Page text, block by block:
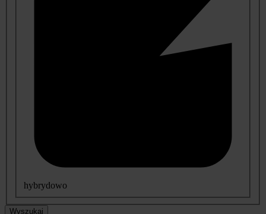
hybrydowo
Wyszukaj